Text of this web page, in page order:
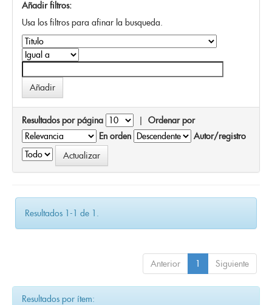
Añadir filtros:
Usa los filtros para afinar la busqueda.
Resultados por página | Ordenar por
En orden
Autor/registro
Resultados 1-1 de 1.
Anterior 1 Siguiente
Resultados por ítem: